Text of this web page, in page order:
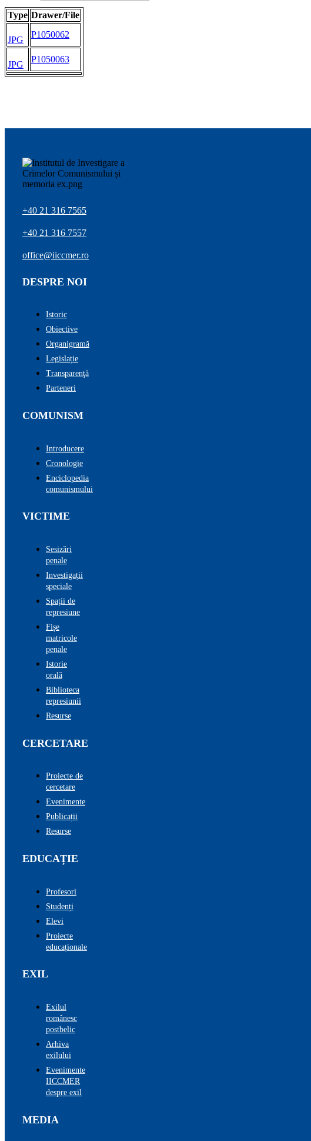
Type Drawer/File
JPG
P1050062
JPG
P1050063
+40 21 316 7565
+40 21 316 7557
office@iiccmer.ro
DESPRE NOI
Istoric
Obiective
Organigramă
Legislație
Transparenţă
Parteneri
COMUNISM
Introducere
Cronologie
Enciclopedia
comunismului
VICTIME
Sesizări
penale
Investigații
speciale
Spații de
represiune
Fișe
matricole
penale
Istorie
orală
Biblioteca
represiunii
Resurse
CERCETARE
Proiecte de
cercetare
Evenimente
Publicații
Resurse
EDUCAȚIE
Profesori
Studenți
Elevi
Proiecte
educaționale
EXIL
Exilul
românesc
postbelic
Arhiva
exilului
Evenimente
IICCMER
despre exil
MEDIA